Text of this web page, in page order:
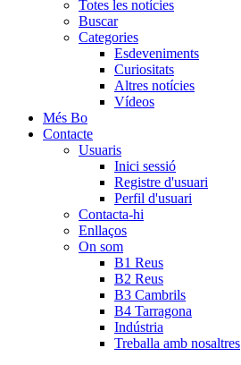
Totes les notícies
Buscar
Categories
Esdeveniments
Curiositats
Altres notícies
Vídeos
Més Bo
Contacte
Usuaris
Inici sessió
Registre d'usuari
Perfil d'usuari
Contacta-hi
Enllaços
On som
B1 Reus
B2 Reus
B3 Cambrils
B4 Tarragona
Indústria
Treballa amb nosaltres